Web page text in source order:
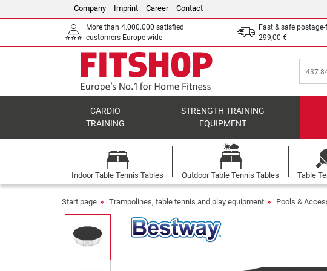
Company Imprint Career Contact
More than 4.000.000 satisfied
customers Europe-wide
Fast & safe
299,00 €
CARDIO
TRAINING
STRENGTH TRAINING
EQUIPMENT
Indoor Table Tennis Tables Outdoor Table Tennis Tables Table
Start page Trampolines, table tennis and play equipment Pools &